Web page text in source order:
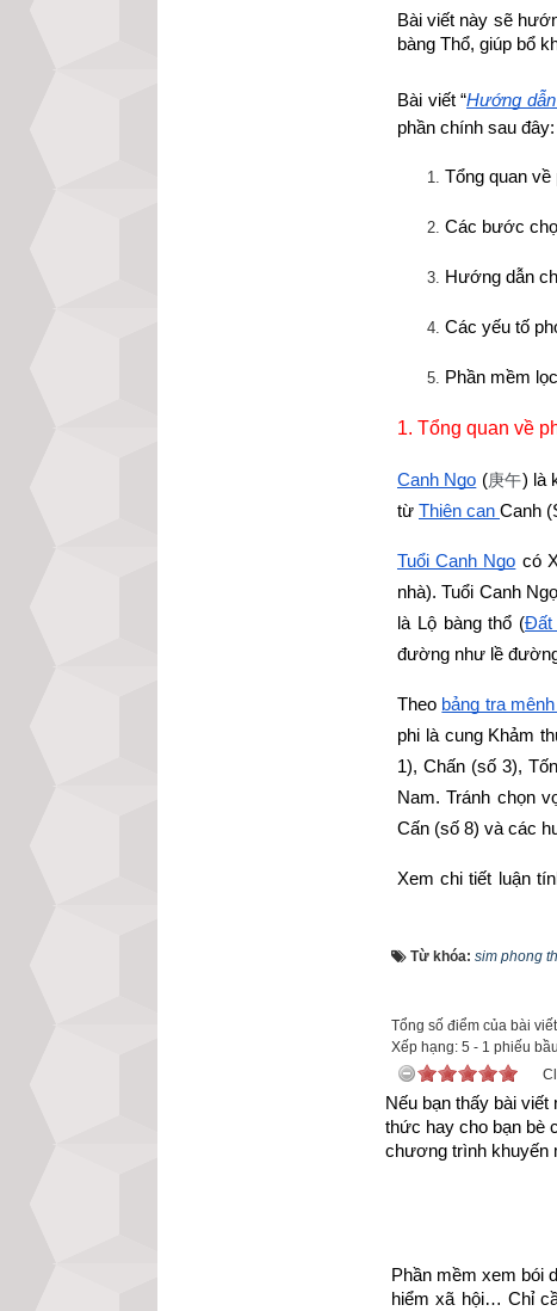
Bài viết này sẽ
bàng Thổ, giúp bổ
Bài viết “Hướng
phần chính sau đây:
Tổng quan về
Các bước
Hướng dẫn
Các yếu tố
Phần mềm
1. Tổng quan về
Canh Ngọ (庚午) là
từ Thiên can Canh
Tuổi Canh Ngọ có
nhà). Tuổi Canh
là Lộ bàng thổ (Đất
đường như lề
Theo bảng tra
phi là cung Khảm
1), Chấn (số 3),
Nam. Tránh chọn
Cấn (số 8) và các
Xem chi tiết luận
Từ khóa: sim phong
Tổng số điểm của bài
Xếp hạng: 5 - 1 phiếu bầu
Nếu bạn thấy bài
thức hay cho bạn bè
chương trình khuyến
Phần mềm xem bói
hiểm xã hội… Chỉ